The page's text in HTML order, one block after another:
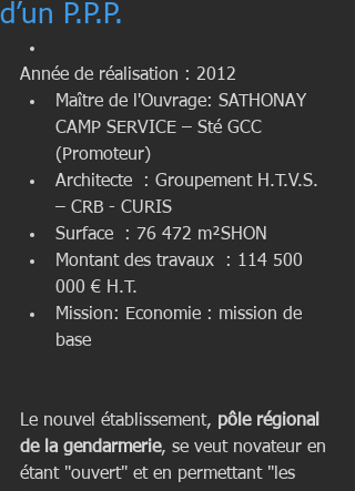
d’un P.P.P.
Année de réalisation : 2012
Maître de l'Ouvrage: SATHONAY
CAMP SERVICE – Sté GCC
(Promoteur)
Architecte  : Groupement H.T.V.S.
– CRB - CURIS
Surface  : 76 472 m²SHON
Montant des travaux  : 114 500
000 € H.T.
Mission: Economie : mission de
base
Le nouvel établissement, pôle régional
de la gendarmerie, se veut novateur en
étant "ouvert" et en permettant "les